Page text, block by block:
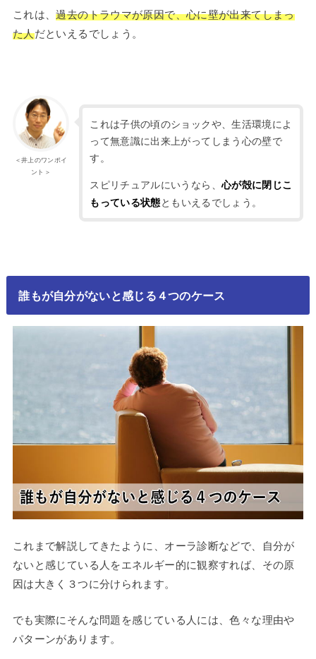
これは、過去のトラウマが原因で、心に壁が出来てしまっ
た人だといえるでしょう。
＜井上のワンポイ
ント＞
これは子供の頃のショックや、生活環境によ
って無意識に出来上がってしまう心の壁で
す。
スピリチュアルにいうなら、 心が殻に閉じこ
もっている状態ともいえるでしょう。
誰もが自分がないと感じる４つのケース
これまで解説してきたように、オーラ診断などで、自分が
ないと感じている人をエネルギー的に観察すれば、その原
因は大きく３つに分けられます。
でも実際にそんな問題を感じている人には、色々な理由や
パターンがあります。